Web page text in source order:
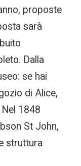
proposte
sarà
Dalla
se hai
di Alice,
1848
St John,
struttura